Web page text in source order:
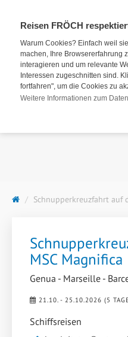
Reisen FRÖCH
Warum Cookies? Einfach weil
machen, Ihre Browsererfahrung
interagieren und um relevante
Interessen zugeschnitten sind.
fortfahren", um die Cookies zu
Weitere Informationen zum
Schnupperkreuzfahrt auf
MSC Magnifica
Genua - Marseille -
21.10. - 25.10.2026 (5
Schiffsreisen